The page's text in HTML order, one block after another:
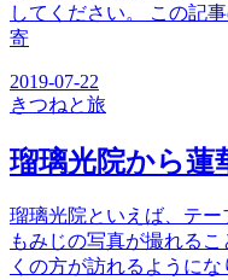
してください。 この記
寄
2019-07-22
きつねと旅
瑠璃光院から蓮
瑠璃光院といえば、テ
もみじの写真が撮れる
くの方が訪れるように